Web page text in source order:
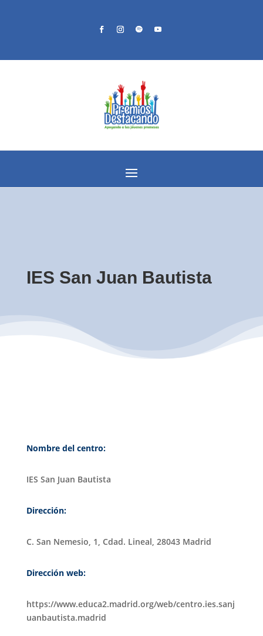
IES San Juan Bautista
Nombre del centro:
IES San Juan Bautista
Dirección:
C. San Nemesio, 1, Cdad. Lineal, 28043 Madrid
Dirección web:
https://www.educa2.madrid.org/web/centro.ies.sanj
uanbautista.madrid